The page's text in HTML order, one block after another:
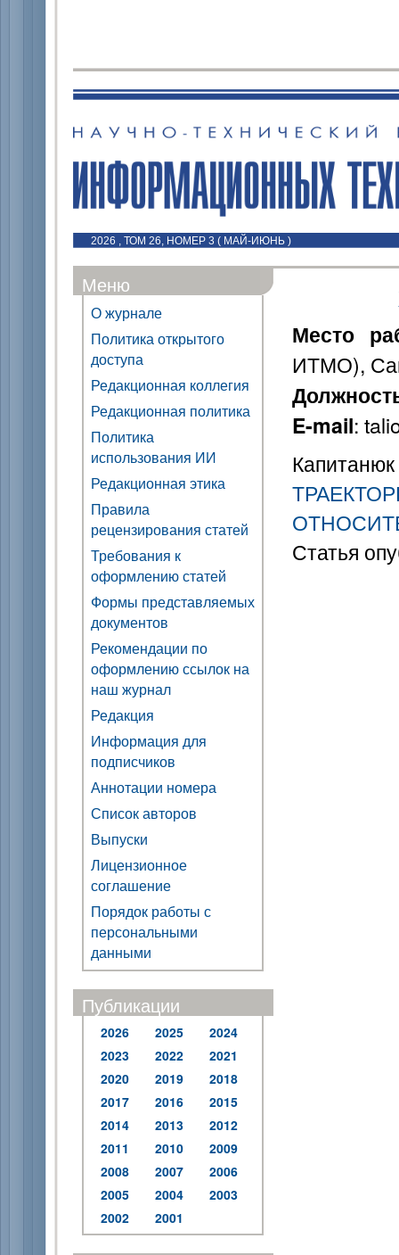
2026 , ТОМ 26, НОМЕР 3 ( МАЙ-ИЮНЬ )
Меню
О журнале
Политика открытого
доступа
Редакционная коллегия
Редакционная политика
Политика
использования ИИ
Редакционная этика
Правила
рецензирования статей
Требования к
оформлению статей
Формы представляемых
документов
Рекомендации по
оформлению ссылок на
наш журнал
Редакция
Информация для
подписчиков
Аннотации номера
Список авторов
Выпуски
Лицензионное
соглашение
Порядок работы с
персональными
данными
Публикации
2026 2025
2024
2023
2022
2021
2020
2019
2018
2017
2016
2015
2014
2013
2012
2011
2010
2009
2008
2007
2006
2005
2004
2003
2002
2001
Место
ИТМО),
E-mail:
Статья